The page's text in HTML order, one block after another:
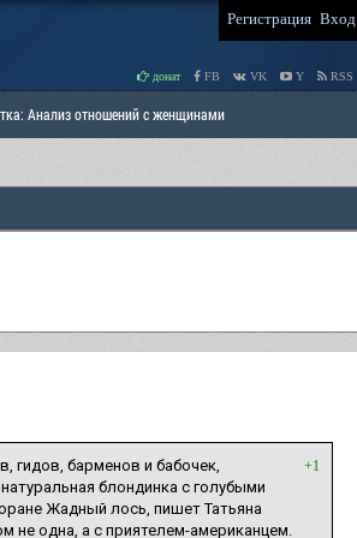
Регистрация Вход
донат FB VK Y RSS
Анализ отношений с женщинами
+1
гидов, барменов и бабочек,
блондинка с голубыми
Жадный лось, пишет Татьяна
не одна, а с приятелем-американцем.